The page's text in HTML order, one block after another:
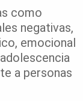
como
negativas,
emocional
a personas